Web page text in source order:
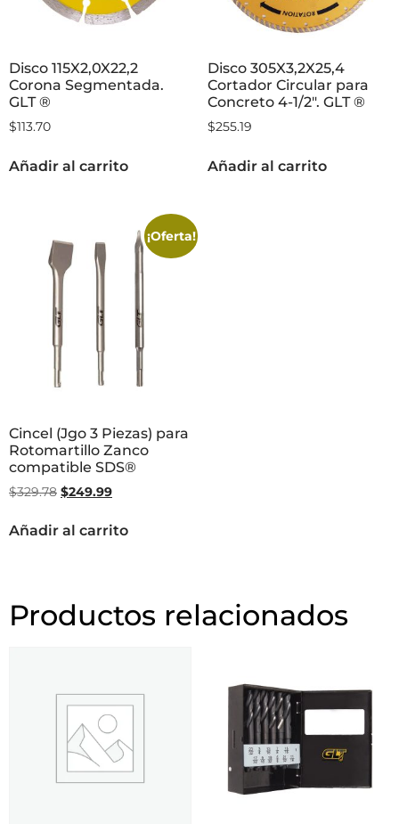
Disco 115X2,0X22,2
Corona Segmentada.
GLT ®
$113.70
Añadir al carrito
Disco 305X3,2X25,4
Cortador Circular para
Concreto 4-1/2″. GLT ®
$255.19
Añadir al carrito
¡Oferta!
Cincel (Jgo 3 Piezas) para
Rotomartillo Zanco
compatible SDS®
$329.78 $249.99
Añadir al carrito
Productos relacionados